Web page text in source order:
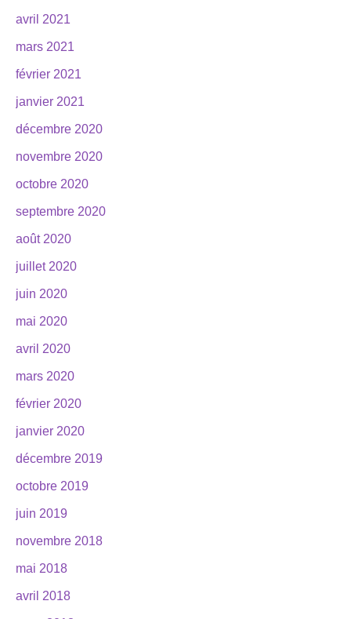
avril 2021
mars 2021
février 2021
janvier 2021
décembre 2020
novembre 2020
octobre 2020
septembre 2020
août 2020
juillet 2020
juin 2020
mai 2020
avril 2020
mars 2020
février 2020
janvier 2020
décembre 2019
octobre 2019
juin 2019
novembre 2018
mai 2018
avril 2018